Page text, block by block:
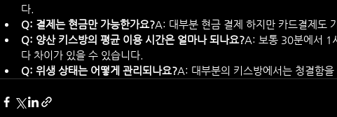
다.
Q: 결제는 현금만 가능한가요?A: 대부분 현금 결제 하지만 카드결제도
Q: 양산 키스방의 평균 이용 시간은 얼마나 되나요?A: 보통 30분에서 1
다 차이가 있을 수 있습니다.
Q: 위생 상태는 어떻게 관리되나요?A: 대부분의 키스방에서는 청결함